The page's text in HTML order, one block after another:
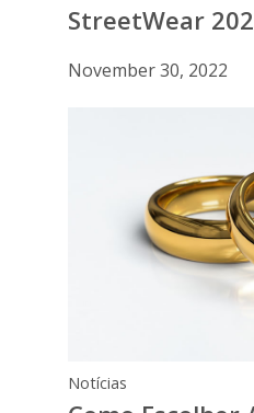
StreetWear
November 30, 2022
Notícias